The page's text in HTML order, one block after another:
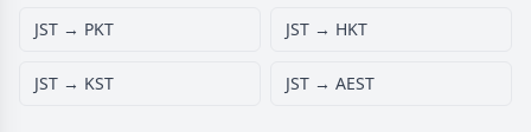
JST → PKT JST → HKT
JST → KST JST → AEST